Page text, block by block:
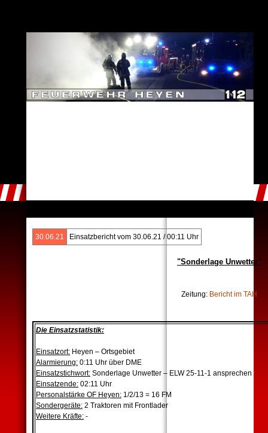
30.06.21 Einsatzbericht vom 30.06.21 / 00:11 Uhr
"Sonderlage Unwetter"
Zeitung: Bericht im TAH
Die Einsatzstatistik:
Einsatzort: Heyen – Ortsgebiet
Alarmierung: 0:11 Uhr über DME
Einsatzstichwort: Sonderlage Unwetter – ELW 25-11-1 ansprechen
Einsatzende: 02:11 Uhr
Personalstärke OF Heyen: 1/2/13 = 16 FM
Sondergeräte: 2 Traktoren mit Frontlader
Weitere Kräfte: -